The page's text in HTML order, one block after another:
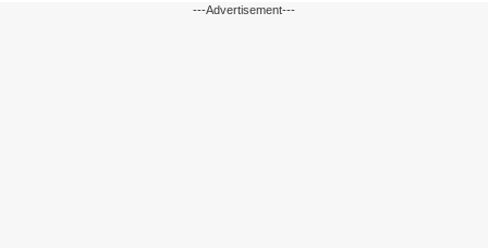
---Advertisement---